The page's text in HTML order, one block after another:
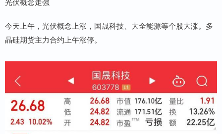
今天上午，光伏概念上涨，国晟科技、大全能源等个股大涨。多
晶硅期货主力合约上午涨停。